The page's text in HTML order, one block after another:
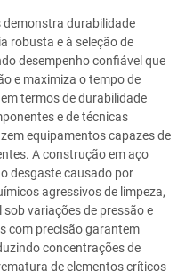
demonstra durabilidade
robusta e à seleção de
desempenho confiável que
e maximiza o tempo de
termos de durabilidade
e de técnicas
equipamentos capazes de
A construção em aço
desgaste causado por
agressivos de limpeza,
variações de pressão e
com precisão garantem
concentrações de
de elementos críticos